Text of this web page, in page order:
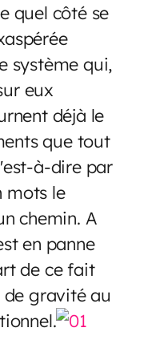
quel côté se
système qui,
eux
déjà le
que tout
à-dire par
mots le
chemin. A
en panne
de ce fait
de gravité au